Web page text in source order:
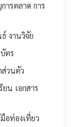
ารตลาด การ
งานวิจัย
ตร
วนตัว
ยน เอกสาร
อท่องเที่ยว